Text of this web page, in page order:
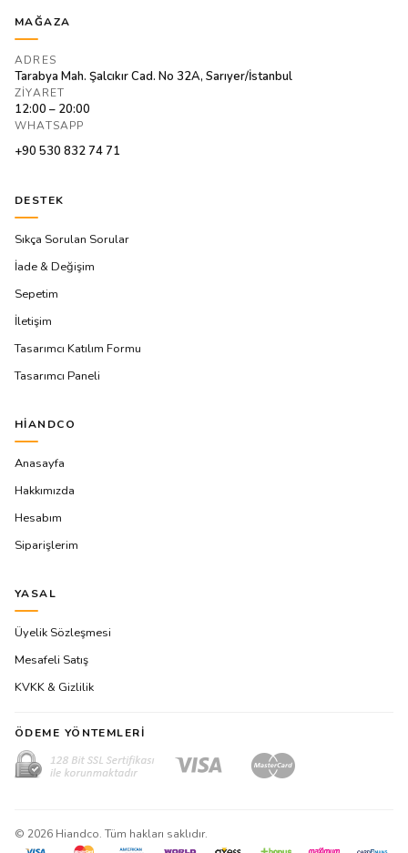
MAĞAZA
ADRES
Tarabya Mah. Şalcıkır Cad. No 32A, Sarıyer/İstanbul
ZIYARET
12:00 – 20:00
WHATSAPP
+90 530 832 74 71
DESTEK
Sıkça Sorulan Sorular
İade & Değişim
Sepetim
İletişim
Tasarımcı Katılım Formu
Tasarımcı Paneli
HIANDCO
Anasayfa
Hakkımızda
Hesabım
Siparişlerim
YASAL
Üyelik Sözleşmesi
Mesafeli Satış
KVKK & Gizlilik
ÖDEME YÖNTEMLERI
© 2026 Hiandco. Tüm hakları saklıdır.